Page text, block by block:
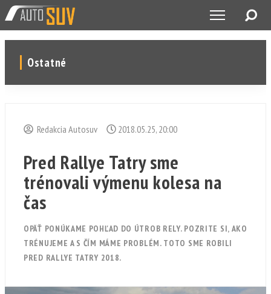
Ostatné
Redakcia Autosuv 2018.05.25, 20:00
Pred Rallye Tatry sme
trénovali výmenu kolesa na
čas
OPÄŤ PONÚKAME POHĽAD DO ÚTROB RELY. POZRITE SI, AKO
TRÉNUJEME A S ČÍM MÁME PROBLÉM. TOTO SME ROBILI
PRED RALLYE TATRY 2018.